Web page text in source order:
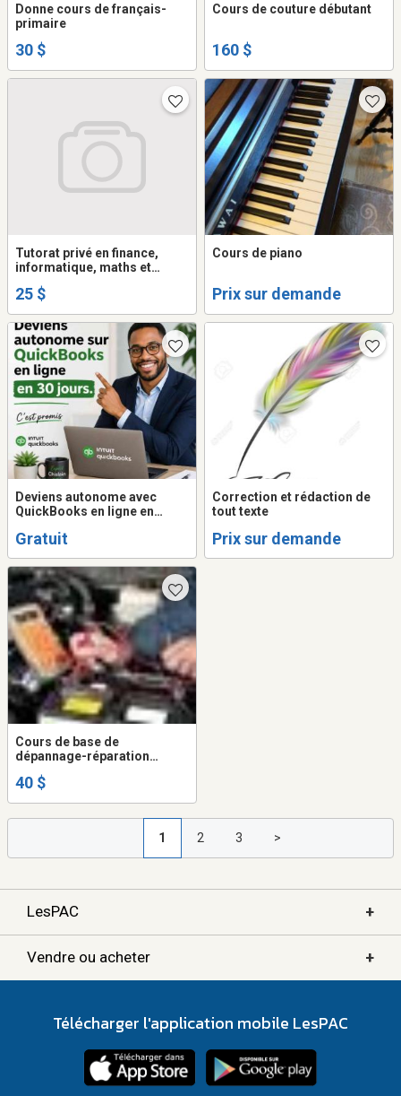
Donne cours de français-
primaire
30 $
Cours de couture débutant
160 $
Tutorat privé en finance,
informatique, maths et
25 $
Cours de piano
Prix sur demande
Deviens autonome avec
QuickBooks en ligne en
Canada
Gratuit
Correction et rédaction de
tout texte
Prix sur demande
Cours de base de
dépannage-réparation
40 $
1 2 3 >
LesPAC +
Vendre ou acheter +
Télécharger l'application mobile LesPAC